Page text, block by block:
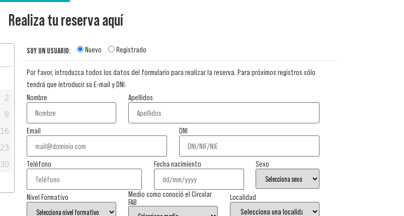
Realiza tu reserva aquí
2
9
16
23
30
SOY UN USUARIO: Nuevo Registrado
Por favor, introduzca todos los datos del formulario para realizar la reserva. Para próximos registros sólo
tendrá que introducir su E-mail y DNI.
Nombre
Apellidos
Email DNI
Teléfono Fecha nacimiento Sexo
Nivel Formativo
Medio como conoció el Circular
FAB
Localidad